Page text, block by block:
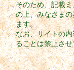
そのため、記載
の上、みなさま
ます。
なお、サイトの
ることは禁止さ